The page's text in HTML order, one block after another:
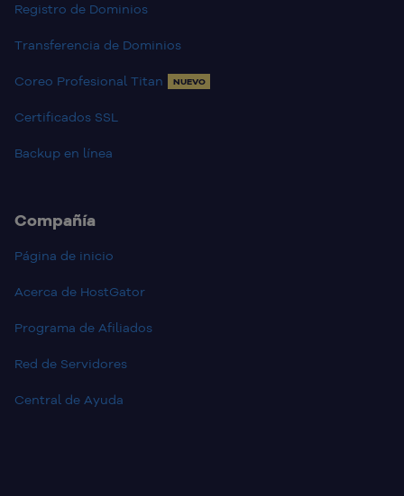
Registro de Dominios
Transferencia de Dominios
Coreo Profesional Titan NUEVO
Certificados SSL
Backup en línea
Compañía
Página de inicio
Acerca de HostGator
Programa de Afiliados
Red de Servidores
Central de Ayuda